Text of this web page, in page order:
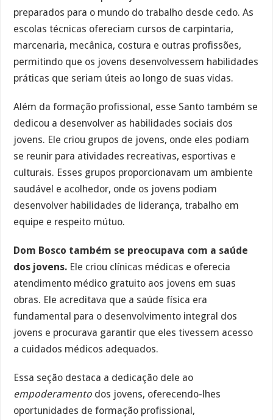
preparados para o mundo do trabalho desde cedo. As
escolas técnicas ofereciam cursos de carpintaria,
marcenaria, mecânica, costura e outras profissões,
permitindo que os jovens desenvolvessem habilidades
práticas que seriam úteis ao longo de suas vidas.
Além da formação profissional, esse Santo também se
dedicou a desenvolver as habilidades sociais dos
jovens. Ele criou grupos de jovens, onde eles podiam
se reunir para atividades recreativas, esportivas e
culturais. Esses grupos proporcionavam um ambiente
saudável e acolhedor, onde os jovens podiam
desenvolver habilidades de liderança, trabalho em
equipe e respeito mútuo.
Dom Bosco também se preocupava com a saúde
dos jovens. Ele criou clínicas médicas e oferecia
atendimento médico gratuito aos jovens em suas
obras. Ele acreditava que a saúde física era
fundamental para o desenvolvimento integral dos
jovens e procurava garantir que eles tivessem acesso
a cuidados médicos adequados.
Essa seção destaca a dedicação dele ao
empoderamento dos jovens, oferecendo-lhes
oportunidades de formação profissional,